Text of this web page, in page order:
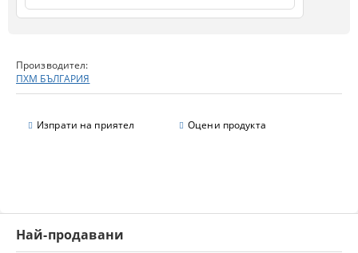
Производител:
ПХМ БЪЛГАРИЯ
Изпрати на приятел Оцени продукта
Най-продавани